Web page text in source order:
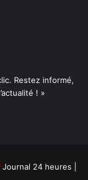
Restez informé,
! »
Journal 24 heures